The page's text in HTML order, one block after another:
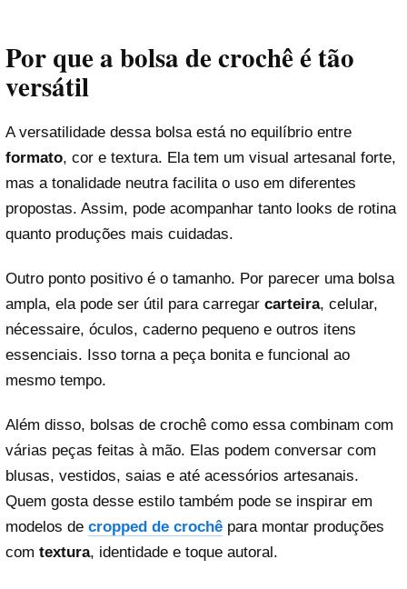
Por que a bolsa de crochê é tão
versátil
A versatilidade dessa bolsa está no equilíbrio entre
formato, cor e textura. Ela tem um visual artesanal forte,
mas a tonalidade neutra facilita o uso em diferentes
propostas. Assim, pode acompanhar tanto looks de rotina
quanto produções mais cuidadas.
Outro ponto positivo é o tamanho. Por parecer uma bolsa
ampla, ela pode ser útil para carregar carteira, celular,
nécessaire, óculos, caderno pequeno e outros itens
essenciais. Isso torna a peça bonita e funcional ao
mesmo tempo.
Além disso, bolsas de crochê como essa combinam com
várias peças feitas à mão. Elas podem conversar com
blusas, vestidos, saias e até acessórios artesanais.
Quem gosta desse estilo também pode se inspirar em
modelos de cropped de crochê para montar produções
com textura, identidade e toque autoral.